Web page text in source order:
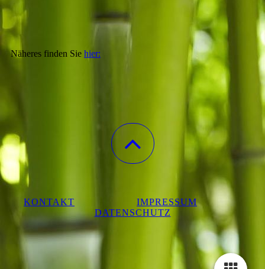
Näheres finden Sie hier:
KONTAKT
IMPRESSUM
DATENSCHUTZ